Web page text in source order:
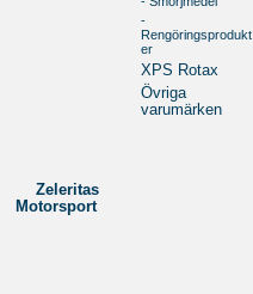
-
Rengöringsprodukt
er
XPS Rotax
Övriga
varumärken
Zeleritas
Motorsport